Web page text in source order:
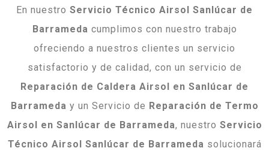
En nuestro Servicio Técnico Airsol Sanlúcar de
Barrameda cumplimos con nuestro trabajo
ofreciendo a nuestros clientes un servicio
satisfactorio y de calidad, con un servicio de
Reparación de Caldera Airsol en Sanlúcar de
Barrameda y un Servicio de Reparación de Termo
Airsol en Sanlúcar de Barrameda, nuestro Servicio
Técnico Airsol Sanlúcar de Barrameda solucionará